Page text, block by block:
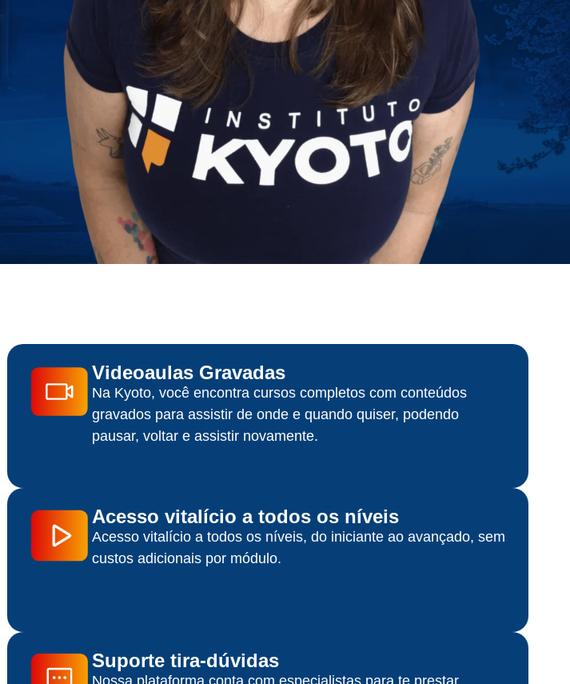
Videoaulas Gravadas
Na Kyoto, você encontra cursos completos com conteúdos
gravados para assistir de onde e quando quiser, podendo
pausar, voltar e assistir novamente.
Acesso vitalício a todos os níveis
Acesso vitalício a todos os níveis, do iniciante ao avançado, sem
custos adicionais por módulo.
Suporte tira-dúvidas
Nossa plataforma conta com especialistas para te prestar